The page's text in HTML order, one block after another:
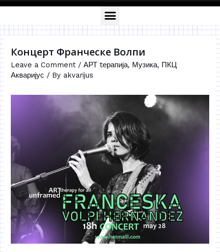
Концерт Франческе Волпи
Leave a Comment /АРТ tерапија, Музика, ПКЦ
Акваријус / By akvarijus